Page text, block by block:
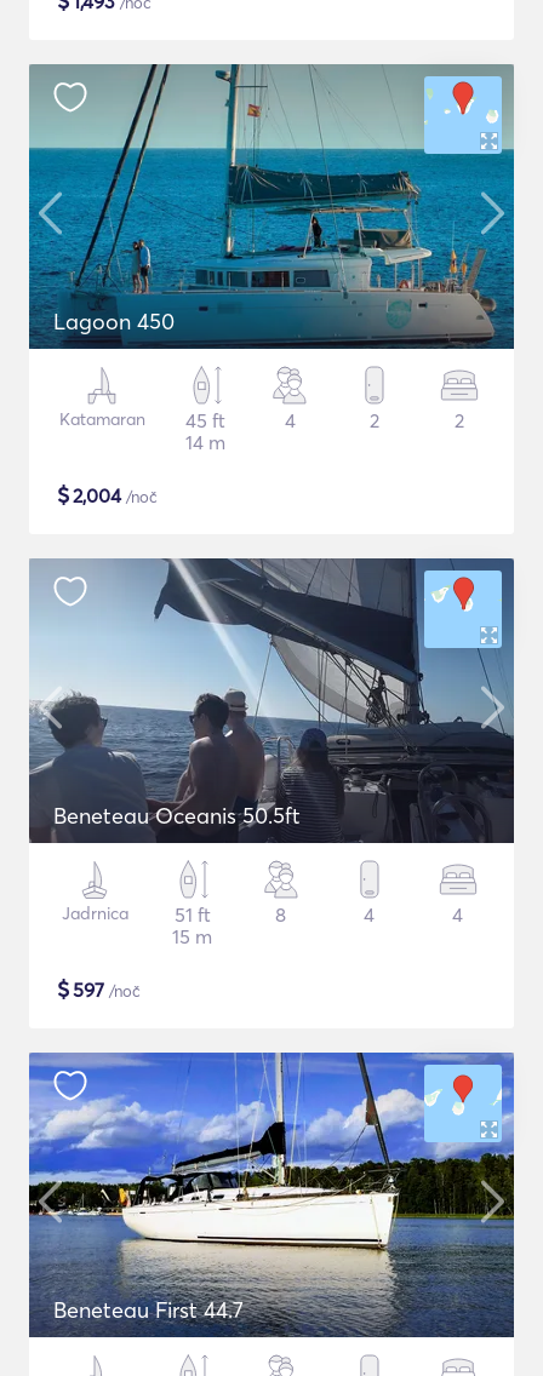
Lagoon 450
Katamaran
45 ft
14 m
4 2 2
$2,004/noč
Beneteau Oceanis 50.5ft
Jadrnica
51 ft
15 m
8 4 4
$597 /noč
Beneteau First 44.7